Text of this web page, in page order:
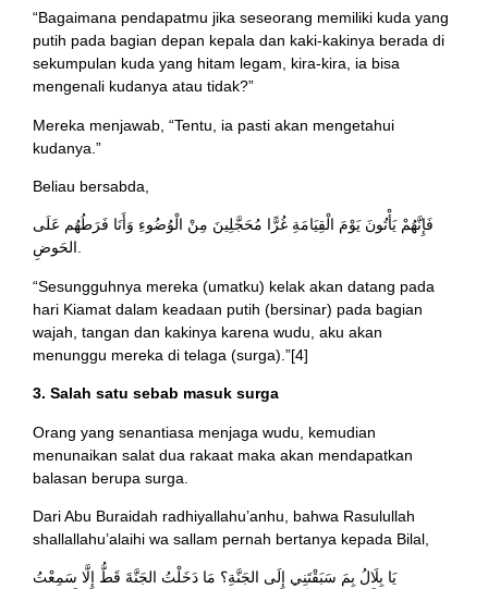
“Bagaimana pendapatmu jika seseorang memiliki kuda yang
putih pada bagian depan kepala dan kaki-kakinya berada di
sekumpulan kuda yang hitam legam, kira-kira, ia bisa
mengenali kudanya atau tidak?”
Mereka menjawab, “Tentu, ia pasti akan mengetahui
kudanya.”
Beliau bersabda,
فَإِنَّهُمْ يَأْتُونَ يَوْمَ الْقِيَامَةِ غُرًّا مُحَجَّلِينَ مِنْ الْوُضُوءِ وَأَنَا فَرَطُهُم عَلَى
الحَوضِ.
“Sesungguhnya mereka (umatku) kelak akan datang pada
hari Kiamat dalam keadaan putih (bersinar) pada bagian
wajah, tangan dan kakinya karena wudu, aku akan
menunggu mereka di telaga (surga).”[4]
3. Salah satu sebab masuk surga
Orang yang senantiasa menjaga wudu, kemudian
menunaikan salat dua rakaat maka akan mendapatkan
balasan berupa surga.
Dari Abu Buraidah radhiyallahu’anhu, bahwa Rasulullah
shallallahu’alaihi wa sallam pernah bertanya kepada Bilal,
يَا بِلَالُ بِمَ سَبَقْتَنِي إِلَى الجَنَّةِ؟ مَا دَخَلْتُ الجَنَّةَ قَطُّ إِلَّا سَمِعْتُ